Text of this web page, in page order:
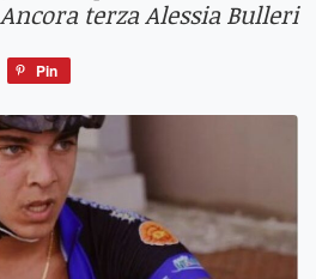
terza Alessia Bulleri
Pin